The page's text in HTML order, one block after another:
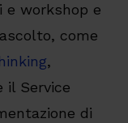
e workshop e
come
,
il Service
di